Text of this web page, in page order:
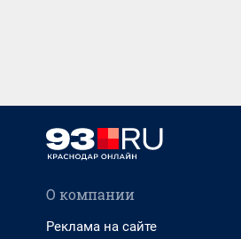
О компании
Реклама на сайте